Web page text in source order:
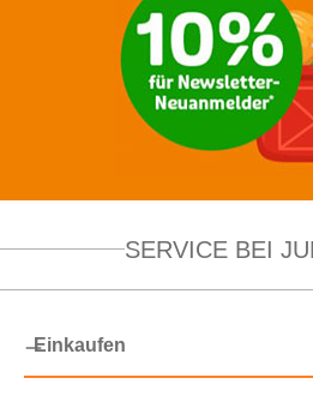
SERVICE BEI
Einkaufen